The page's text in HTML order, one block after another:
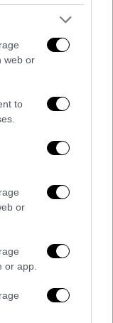
web or
to
or
or app.
μια
του
ξυρισμένο
ενισχύοντας
Dune
μία από
τελευταίων